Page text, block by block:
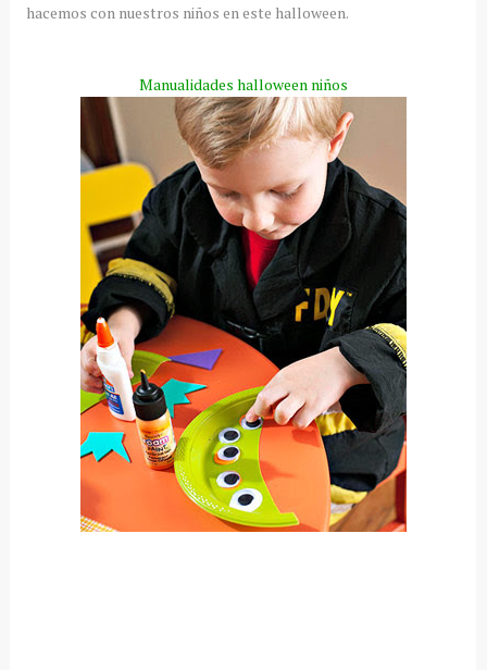
hacemos con nuestros niños en este halloween.
Manualidades halloween niños